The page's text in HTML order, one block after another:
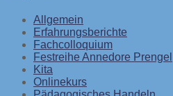
Allgemein
Erfahrungsberichte
Fachcolloquium
Festreihe Annedore Prengel
Kita
Onlinekurs